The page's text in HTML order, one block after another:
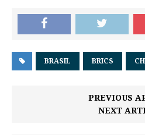
BRASIL BRICS
PREVIOUS
NEXT